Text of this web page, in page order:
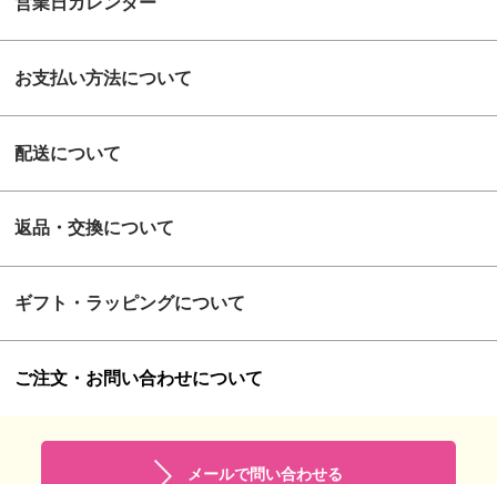
お支払い方法について
配送について
返品・交換について
ギフト・ラッピングについて
ご注文・お問い合わせについて
メールで問い合わせる